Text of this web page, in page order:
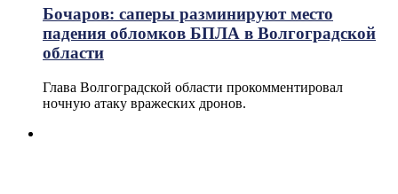
Бочаров: саперы разминируют место
падения обломков БПЛА в Волгоградской
области
Глава Волгоградской области прокомментировал
ночную атаку вражеских дронов.